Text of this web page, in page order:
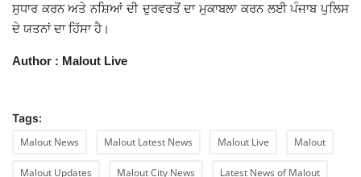
ਸੁਧਾਰ ਕਰਨ ਅਤੇ ਨਸ਼ਿਆਂ ਦੀ ਦੁਰਵਰਤੋਂ ਦਾ ਮੁਕਾਬਲਾ ਕਰਨ ਲਈ ਪੰਜਾਬ ਪੁਲਿਸ
ਦੇ ਯਤਨਾਂ ਦਾ ਹਿੱਸਾ ਹੈ।
Author : Malout Live
Tags:
Malout News
Malout Latest News Malout Live Malout
Malout Updates Malout City News Latest News of Malout